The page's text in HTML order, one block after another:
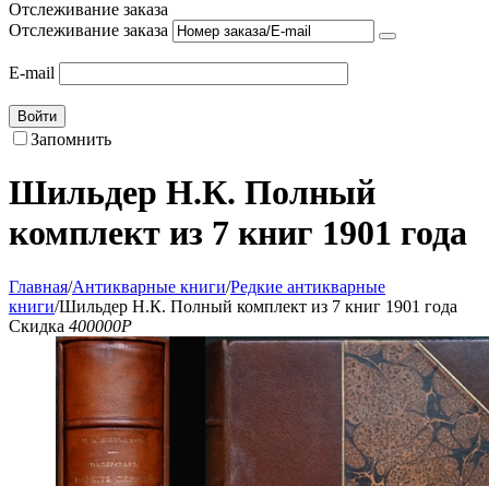
Отслеживание заказа
Отслеживание заказа
E-mail
Войти
Запомнить
Шильдер Н.К. Полный
комплект из 7 книг 1901 года
Главная/Антикварные книги/Редкие антикварные
книги/Шильдер Н.К. Полный комплект из 7 книг 1901 года
Скидка 400000Р